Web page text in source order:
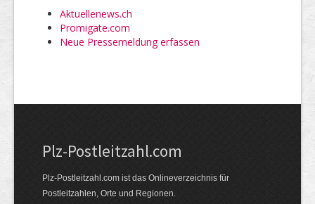
Aktuellenews.ch
Promigate.com
Neue Pressemeldung erfassen
Plz-Postleitzahl.com
Plz-Postleitzahl.com ist das Onlineverzeichnis für
Postleitzahlen, Orte und Regionen.